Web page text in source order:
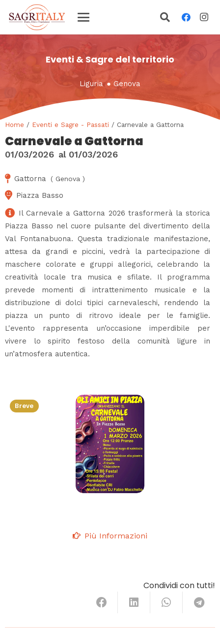
Eventi & Sagre del territorio
Liguria ●Genova
Home / Eventi e Sagre - Passati / Carnevale a Gattorna
Carnevale a Gattorna
01/03/2026 al 01/03/2026
Gattorna ( Genova )
Piazza Basso
Il Carnevale a Gattorna 2026 trasformerà la storica
Piazza Basso nel cuore pulsante del divertimento della
Val Fontanabuona. Questa tradizionale manifestazione,
attesa da grandi e piccini, vedrà la partecipazione di
maschere colorate e gruppi allegorici, celebrando la
creatività locale tra musica e sfilate. Il programma
prevede momenti di intrattenimento musicale e la
distribuzione di dolci tipici carnevaleschi, rendendo la
piazza un punto di ritrovo ideale per le famiglie.
L'evento rappresenta un’occasione imperdibile per
vivere lo spirito festoso della comunità ligure in
un’atmosfera autentica.
Breve
Più Informazioni
Condividi con tutti!